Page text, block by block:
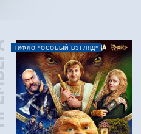
ТИФЛО "ОСОБЫЙ ВЗГЛЯД"